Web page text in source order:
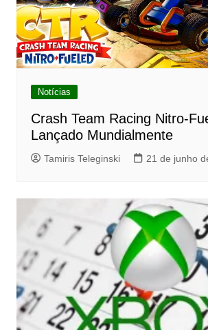
Notícias
Crash Team Racing Nitro-
Lançado Mundialmente
Tamiris Teleginski 21 de junho